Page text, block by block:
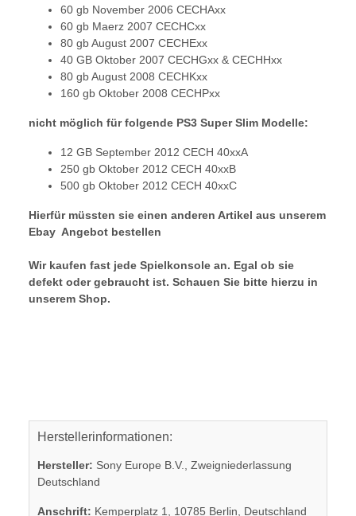
60 gb November 2006 CECHAxx
60 gb Maerz 2007 CECHCxx
80 gb August 2007 CECHExx
40 GB Oktober 2007 CECHGxx & CECHHxx
80 gb August 2008 CECHKxx
160 gb Oktober 2008 CECHPxx
nicht möglich für folgende PS3 Super Slim Modelle:
12 GB September 2012 CECH 40xxA
250 gb Oktober 2012 CECH 40xxB
500 gb Oktober 2012 CECH 40xxC
Hierfür müssten sie einen anderen Artikel aus unserem
Ebay Angebot bestellen
Wir kaufen fast jede Spielkonsole an. Egal ob sie
defekt oder gebraucht ist. Schauen Sie bitte hierzu in
unserem Shop.
Herstellerinformationen:
Hersteller: Sony Europe B.V., Zweigniederlassung
Deutschland
Anschrift: Kemperplatz 1, 10785 Berlin, Deutschland